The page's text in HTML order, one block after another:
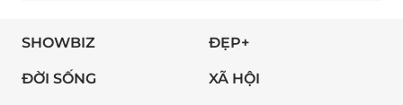
SHOWBIZ ĐẸP+
ĐỜI SỐNG XÃ HỘI